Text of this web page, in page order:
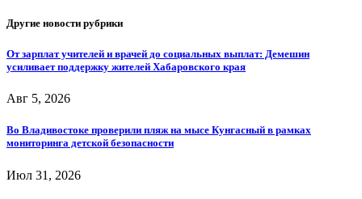
Другие новости рубрики
От зарплат учителей и врачей до социальных выплат: Демешин
усиливает поддержку жителей Хабаровского края
Авг 5, 2026
Во Владивостоке проверили пляж на мысе Кунгасный в рамках
мониторинга детской безопасности
Июл 31, 2026